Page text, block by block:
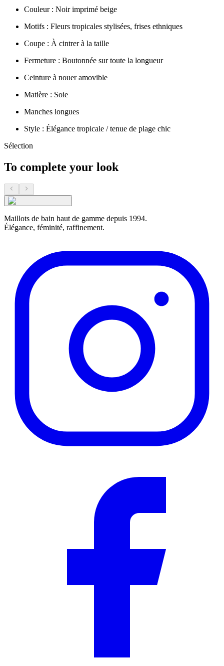
Couleur : Noir imprimé beige
Motifs : Fleurs tropicales stylisées, frises ethniques
Coupe : À cintrer à la taille
Fermeture : Boutonnée sur toute la longueur
Ceinture à nouer amovible
Matière : Soie
Manches longues
Style : Élégance tropicale / tenue de plage chic
Sélection
To complete your look
Maillots de bain haut de gamme depuis 1994.
Élégance, féminité, raffinement.